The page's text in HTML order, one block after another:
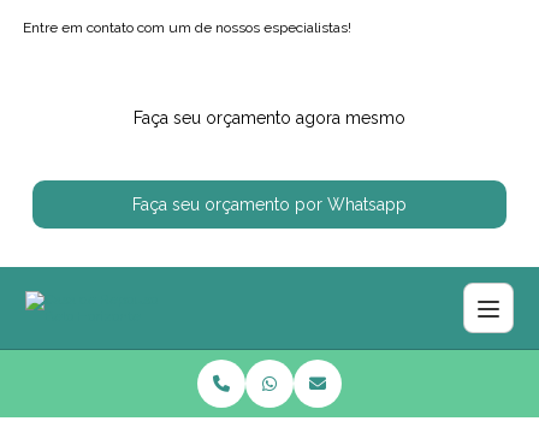
Entre em contato com um de nossos especialistas!
Faça seu orçamento agora mesmo
Faça seu orçamento por Whatsapp